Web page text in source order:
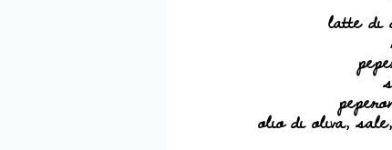
latte di
olio di oliva,